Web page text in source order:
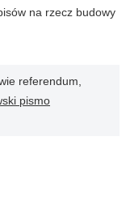
na rzecz budowy
referendum,
pismo